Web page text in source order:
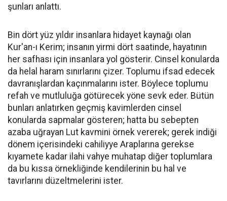
şunları anlattı.
Bin dört yüz yıldır insanlara hidayet kaynağı olan
Kur'an-ı Kerim; insanın yirmi dört saatinde, hayatının
her safhası için insanlara yol gösterir. Cinsel konularda
da helal haram sınırlarını çizer. Toplumu ifsad edecek
davranışlardan kaçınmalarını ister. Böylece toplumu
refah ve mutluluğa götürecek yöne sevk eder. Bütün
bunları anlatırken geçmiş kavimlerden cinsel
konularda sapmalar gösteren; hatta bu sebepten
azaba uğrayan Lut kavmini örnek vererek; gerek indiği
dönem içerisindeki cahiliyye Araplarına gerekse
kıyamete kadar ilahi vahye muhatap diğer toplumlara
da bu kıssa örnekliğinde kendilerinin bu hal ve
tavırlarını düzeltmelerini ister.